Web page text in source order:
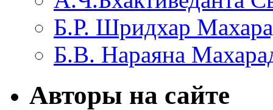
Б.Р. Шридхар
Б.В. Нараяна
Авторы на сайте